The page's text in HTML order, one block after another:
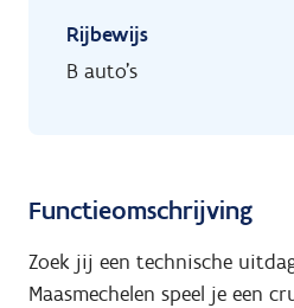
Rijbewijs
B auto's
Functieomschrijving
Zoek jij een technische
Maasmechelen speel je een